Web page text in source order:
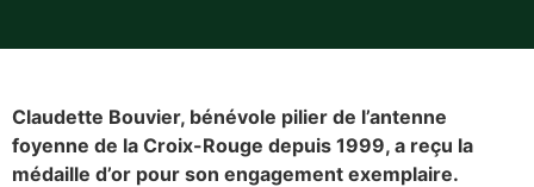
Claudette Bouvier, bénévole pilier de l’antenne
foyenne de la Croix-Rouge depuis 1999, a reçu la
médaille d’or pour son engagement exemplaire.